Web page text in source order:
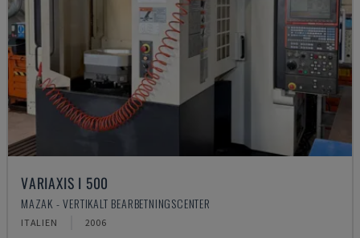
VARIAXIS I 500
MAZAK - VERTIKALT BEARBETNINGSCENTER
ITALIEN 2006